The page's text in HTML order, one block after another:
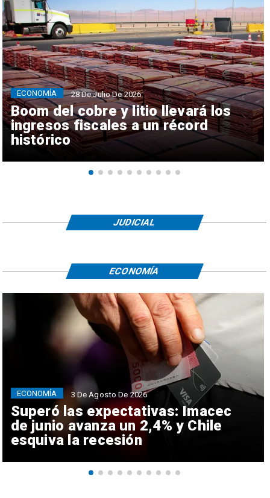
Boom del cobre y litio llevará los
ingresos fiscales a un récord
histórico
ECONOMÍA 28 De Julio De 2026
JUDICIAL
Superó las expectativas: Imacec
de junio avanza un 2,4% y Chile
esquiva la recesión
ECONOMÍA 3 De Agosto De 2026
ECONOMÍA